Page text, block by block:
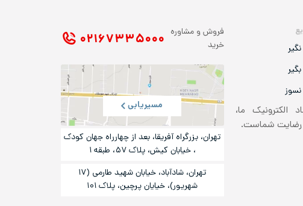
الکترونیک ما،
رضایت شماست.
فروش و مشاوره
خرید
۰۲۱ ۶۷۳۳۵۰۰۰
مسیریابی
تهران، بزرگراه آفریقا، بعد از چهارراه جهان کودک
، خیابان کیش، پلاک ۵۷، طبقه ۱
تهران، شادآباد، خیابان شهید طارمی (۱۷
شهریور)، خیایان پرچین، پلاک ۱۰۱